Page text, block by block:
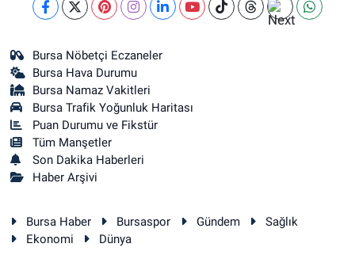
Bursa Nöbetçi Eczaneler
Bursa Hava Durumu
Bursa Namaz Vakitleri
Bursa Trafik Yoğunluk Haritası
Puan Durumu ve Fikstür
Tüm Manşetler
Son Dakika Haberleri
Haber Arşivi
Bursa Haber Bursaspor Gündem
Sağlık
Ekonomi
Dünya